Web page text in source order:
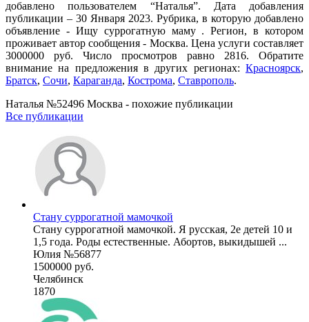
добавлено пользователем “Наталья”. Дата добавления
публикации – 30 Января 2023. Рубрика, в которую добавлено
объявление - Ищу суррогатную маму . Регион, в котором
проживает автор сообщения - Москва. Цена услуги составляет
3000000 руб. Число просмотров равно 2816. Обратите
внимание на предложения в других регионах: Красноярск,
Братск, Сочи, Караганда, Кострома, Ставрополь.
Наталья №52496 Москва - похожие публикации
Все публикации
Стану суррогатной мамочкой
Стану суррогатной мамочкой. Я русская, 2е детей 10 и
1,5 года. Роды естественные. Абортов, выкидышей ...
Юлия №56877
1500000 руб.
Челябинск
1870